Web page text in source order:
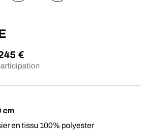
€
cm
en tissu 100% polyester